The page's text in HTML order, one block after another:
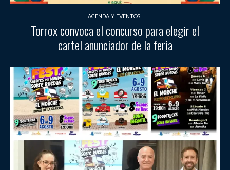
AGENDA Y EVENTOS
Torrox convoca el concurso para elegir el
cartel anunciador de la feria